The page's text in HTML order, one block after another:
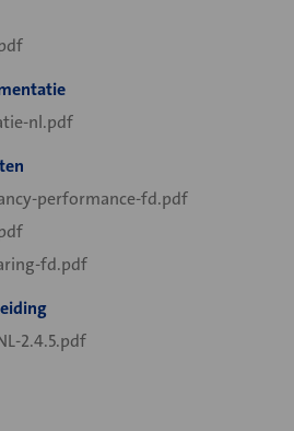
nl.pdf
performance-fd.pdf
fd.pdf
2.4.5.pdf